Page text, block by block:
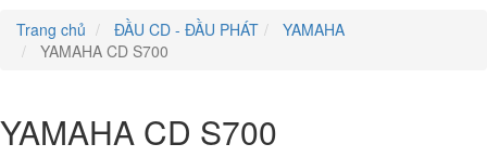
Trang chủ
ĐẦU CD - ĐẦU PHÁT
YAMAHA
YAMAHA CD S700
YAMAHA CD S700